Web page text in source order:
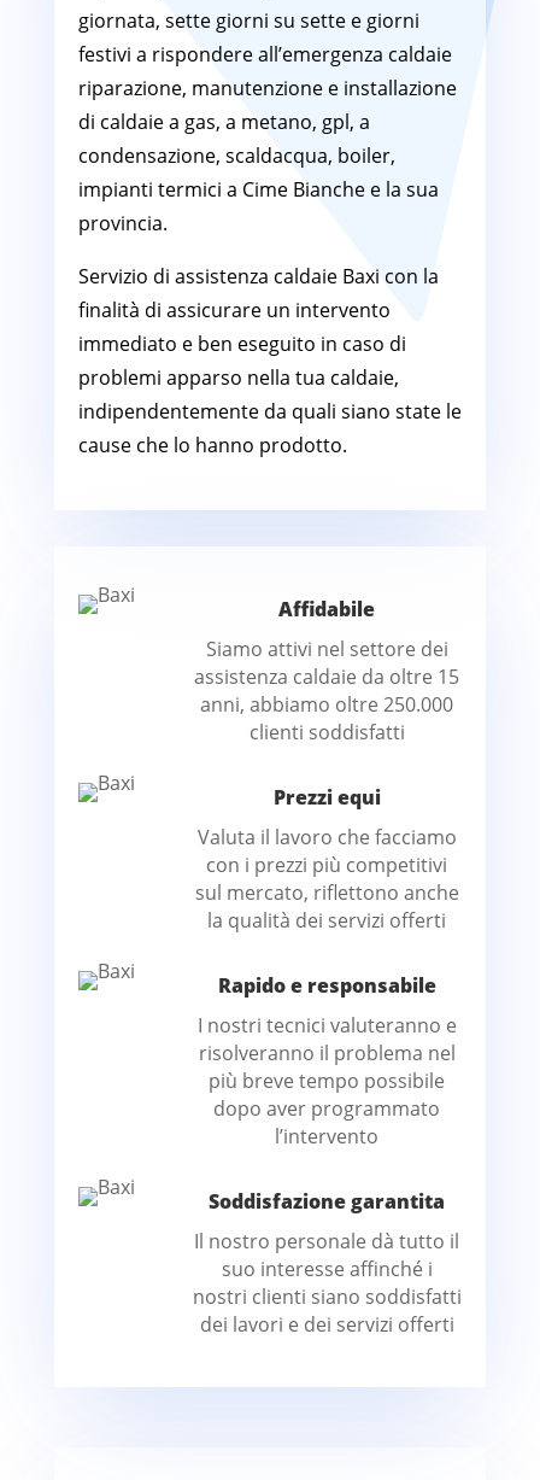
giornata, sette giorni su sette e giorni
festivi a rispondere all’emergenza caldaie
riparazione, manutenzione e installazione
di caldaie a gas, a metano, gpl, a
condensazione, scaldacqua, boiler,
impianti termici a Cime Bianche e la sua
provincia.
Servizio di assistenza caldaie Baxi con la
finalità di assicurare un intervento
immediato e ben eseguito in caso di
problemi apparso nella tua caldaie,
indipendentemente da quali siano state le
cause che lo hanno prodotto.
Affidabile
Siamo attivi nel settore dei
assistenza caldaie da oltre 15
anni, abbiamo oltre 250.000
clienti soddisfatti
Prezzi equi
Valuta il lavoro che facciamo
con i prezzi più competitivi
sul mercato, riflettono anche
la qualità dei servizi offerti
Rapido e responsabile
I nostri tecnici valuteranno e
risolveranno il problema nel
più breve tempo possibile
dopo aver programmato
l’intervento
Soddisfazione garantita
Il nostro personale dà tutto il
suo interesse affinché i
nostri clienti siano soddisfatti
dei lavori e dei servizi offerti